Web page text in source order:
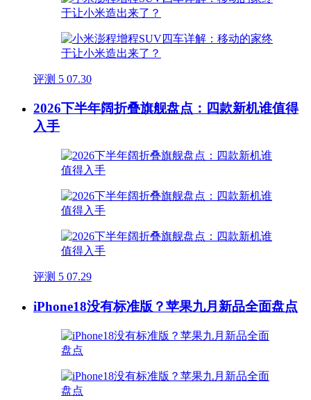
评测 5 07.30
2026下半年阔折叠旗舰盘点：四款新机谁值得
入手
评测 5 07.29
iPhone18没有标准版？苹果九月新品全面盘点